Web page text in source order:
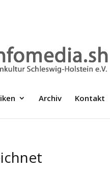
Archiv Kontakt